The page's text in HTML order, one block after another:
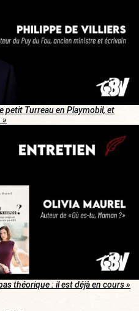
petit Turreau en Playmobil, et
»
théorique : il est déjà en cours »